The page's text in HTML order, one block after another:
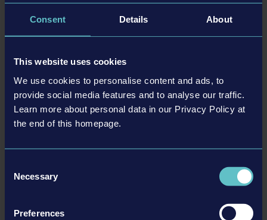
Consent Details About
This website uses cookies
We use cookies to personalise content and ads, to
provide social media features and to analyse our traffic.
Learn more about personal data in our Privacy Policy at
the end of this homepage.
Selection
Necessary
Preferences
60条多样的赛道，均有日间和夜间模式可游玩
详情
系统需求
Xbox One, Xbox One S or Xbox One X system
产品信息
类型： Action, Simulation